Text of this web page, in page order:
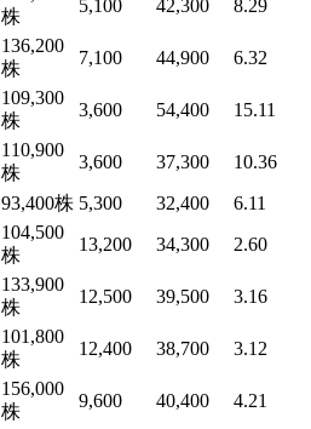
株
5,100 42,300 8.29
136,200
株
7,100 44,900 6.32
109,300
株
3,600 54,400 15.11
110,900
株
3,600 37,300
10.36
93,400株 5,300 32,400
6.11
104,500
株
13,200 34,300 2.60
133,900
株
12,500 39,500 3.16
101,800
株
12,400 38,700 3.12
156,000
株
9,600 40,400 4.21